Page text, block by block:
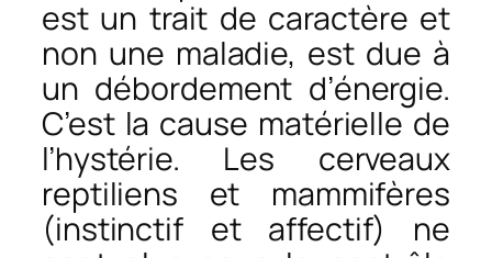
est un trait de caractère et
non une maladie, est due à
un débordement d’énergie.
C’est la cause matérielle de
l’hystérie. Les cerveaux
reptiliens et mammifères
(instinctif et affectif) ne